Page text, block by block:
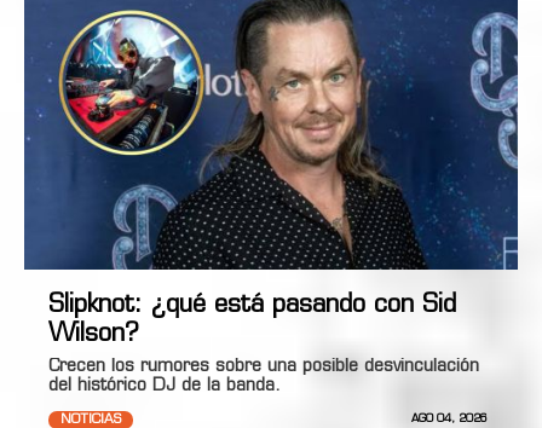
Slipknot: ¿qué está pasando con Sid
Wilson?
Crecen los rumores sobre una posible desvinculación
del histórico DJ de la banda.
NOTICIAS AGO 04, 2026